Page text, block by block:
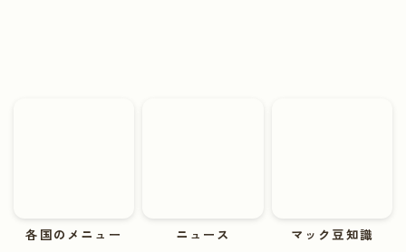
各国のメニュー ニュース マック豆知識